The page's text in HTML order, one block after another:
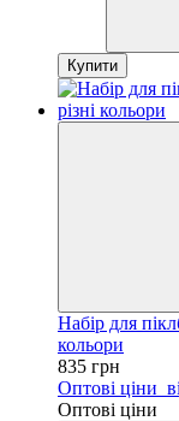
Купити
Набір для
кольори
835 грн
Оптові ціни
Оптові ціни